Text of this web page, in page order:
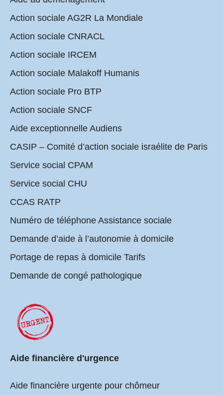
Action sociale AG2R La Mondiale
Action sociale CNRACL
Action sociale IRCEM
Action sociale Malakoff Humanis
Action sociale Pro BTP
Action sociale SNCF
Aide exceptionnelle Audiens
CASIP – Comité d’action sociale israélite de Paris
Service social CPAM
Service social CHU
CCAS RATP
Numéro de téléphone Assistance sociale
Demande d’aide à l’autonomie à domicile
Portage de repas à domicile Tarifs
Demande de congé pathologique
Aide financière d'urgence
Aide financière urgente pour chômeur